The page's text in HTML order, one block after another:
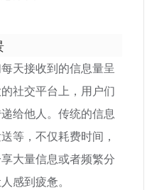
天接收到的信息量呈
社交平台上，用户们
给他人。传统的信息
等，不仅耗费时间，
大量信息或者频繁分
感到疲惫。